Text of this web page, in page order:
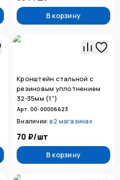
В корзину
Кронштейн стальной с
резиновым уплотнением
32-35мм (1")
Арт. 00-00006623
В наличии: в2 магазинах
70 ₽/шт
В корзину